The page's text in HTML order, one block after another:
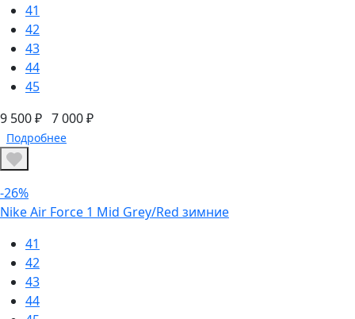
41
42
43
44
45
9 500 ₽ 7 000 ₽
Подробнее
-26%
Nike Air Force 1 Mid Grey/Red зимние
41
42
43
44